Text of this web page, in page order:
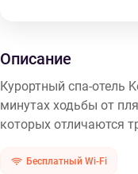
Описание
Курортный спа-отель
минутах ходьбы от
которых отличаются
Бесплатный Wi-Fi